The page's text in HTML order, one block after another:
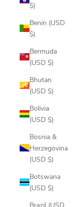
$)
Benin (USD
$)
Bermuda
(USD $)
Bhutan
(USD $)
Bolivia
(USD $)
Bosnia &
Herzegovina
(USD $)
Botswana
(USD $)
Brazil (USD